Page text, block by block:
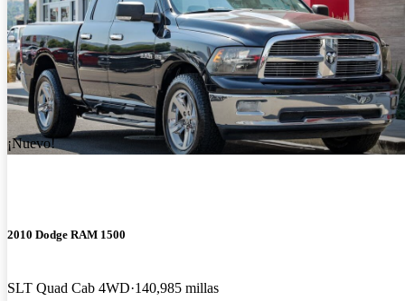
¡Nuevo!
2010 Dodge RAM 1500
SLT Quad Cab 4WD 140,985 millas